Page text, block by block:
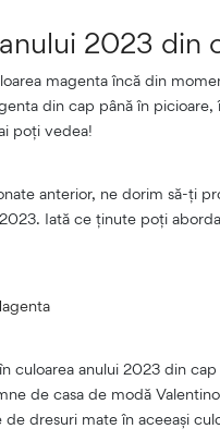
2023 din
magenta încă din
din cap până în
poți vedea!
anterior, ne dorim să-ți
Iată ce ținute poți
culoarea anului 2023 din
de casa de modă
dresuri mate în aceeași